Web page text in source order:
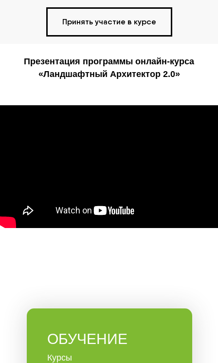
Принять участие в курсе
Презентация программы онлайн-курса
«Ландшафтный Архитектор 2.0»
ОБУЧЕНИЕ
Курсы